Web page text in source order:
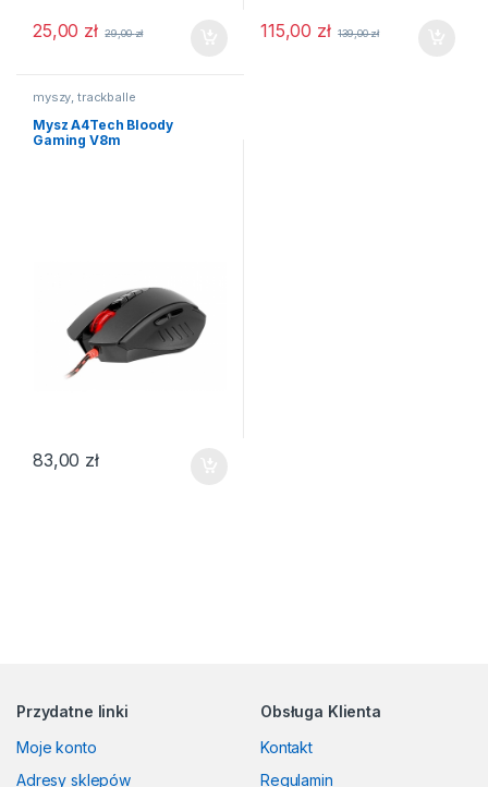
25,00 zł 29,00zł 115,00 zł 139,00zł
myszy, trackballe
Mysz A4Tech Bloody
Gaming V8m
83,00 zł
Przydatne linki
Moje konto
Adresy sklepów
Obsługa Klienta
Kontakt
Regulamin